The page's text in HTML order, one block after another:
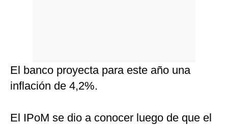
El banco proyecta para este año una
inflación de 4,2%.
El IPoM se dio a conocer luego de que el